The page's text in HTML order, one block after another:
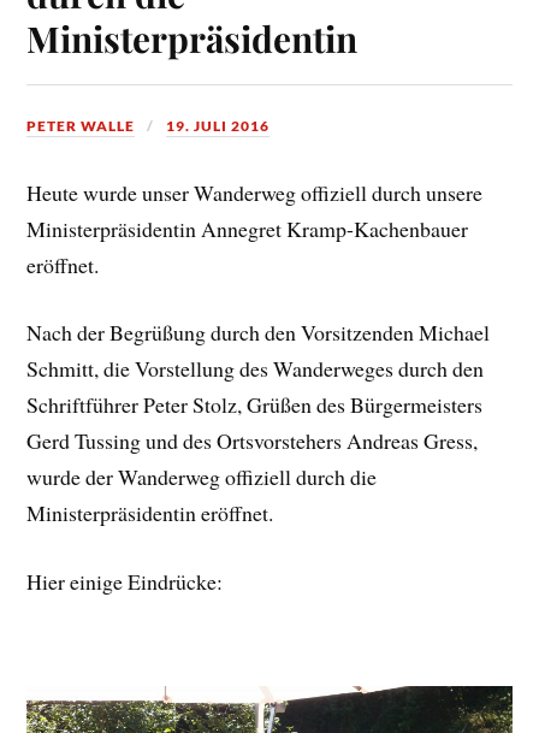
Ministerpräsidentin
PETER WALLE 19. JULI 2016
Heute wurde unser Wanderweg offiziell durch unsere
Ministerpräsidentin Annegret Kramp-Kachenbauer
eröffnet.
Nach der Begrüßung durch den Vorsitzenden Michael
Schmitt, die Vorstellung des Wanderweges durch den
Schriftführer Peter Stolz, Grüßen des Bürgermeisters
Gerd Tussing und des Ortsvorstehers Andreas Gress,
wurde der Wanderweg offiziell durch die
Ministerpräsidentin eröffnet.
Hier einige Eindrücke: